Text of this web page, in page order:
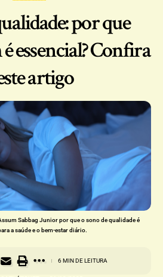
por que
essencial? Confira
artigo
Sabbag Junior por que o sono de qualidade é
a saúde e o bem-estar diário.
6 MIN DE LEITURA